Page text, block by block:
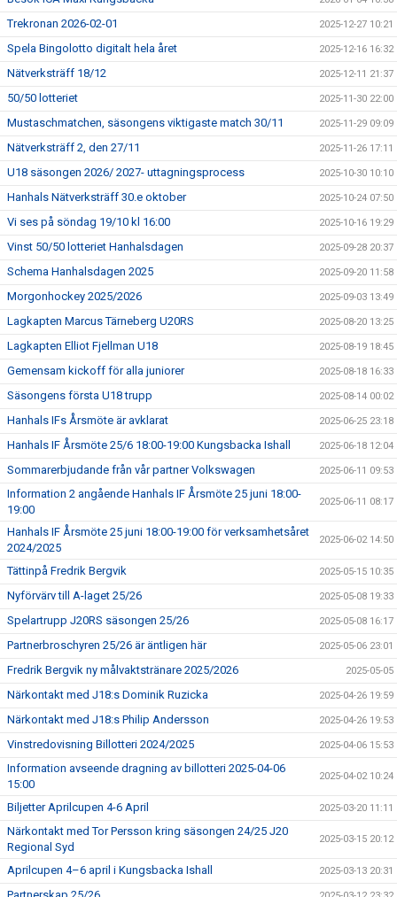
Trekronan 2026-02-01 2025-12-27 10:21
Spela Bingolotto digitalt hela året 2025-12-16 16:32
Nätverksträff 18/12 2025-12-11 21:37
50/50 lotteriet 2025-11-30 22:00
Mustaschmatchen, säsongens viktigaste match 30/11 2025-11-29 09:09
Nätverksträff 2, den 27/11 2025-11-26 17:11
U18 säsongen 2026/ 2027- uttagningsprocess 2025-10-30 10:10
Hanhals Nätverksträff 30.e oktober 2025-10-24 07:50
Vi ses på söndag 19/10 kl 16:00 2025-10-16 19:29
Vinst 50/50 lotteriet Hanhalsdagen 2025-09-28 20:37
Schema Hanhalsdagen 2025 2025-09-20 11:58
Morgonhockey 2025/2026 2025-09-03 13:49
Lagkapten Marcus Tärneberg U20RS 2025-08-20 13:25
Lagkapten Elliot Fjellman U18 2025-08-19 18:45
Gemensam kickoff för alla juniorer 2025-08-18 16:33
Säsongens första U18 trupp 2025-08-14 00:02
Hanhals IFs Årsmöte är avklarat 2025-06-25 23:18
Hanhals IF Årsmöte 25/6 18:00-19:00 Kungsbacka Ishall 2025-06-18 12:04
Sommarerbjudande från vår partner Volkswagen 2025-06-11 09:53
Information 2 angående Hanhals IF Årsmöte 25 juni 18:00-
19:00
2025-06-11 08:17
Hanhals IF Årsmöte 25 juni 18:00-19:00 för verksamhetsåret
2024/2025
2025-06-02 14:50
Tättinpå Fredrik Bergvik 2025-05-15 10:35
Nyförvärv till A-laget 25/26 2025-05-08 19:33
Spelartrupp J20RS säsongen 25/26 2025-05-08 16:17
Partnerbroschyren 25/26 är äntligen här 2025-05-06 23:01
Fredrik Bergvik ny målvaktstränare 2025/2026 2025-05-05
Närkontakt med J18:s Dominik Ruzicka 2025-04-26 19:59
Närkontakt med J18:s Philip Andersson 2025-04-26 19:53
Vinstredovisning Billotteri 2024/2025 2025-04-06 15:53
Information avseende dragning av billotteri 2025-04-06
15:00
2025-04-02 10:24
Biljetter Aprilcupen 4-6 April 2025-03-20 11:11
Närkontakt med Tor Persson kring säsongen 24/25 J20
Regional Syd
2025-03-15 20:12
Aprilcupen 4–6 april i Kungsbacka Ishall 2025-03-13 20:31